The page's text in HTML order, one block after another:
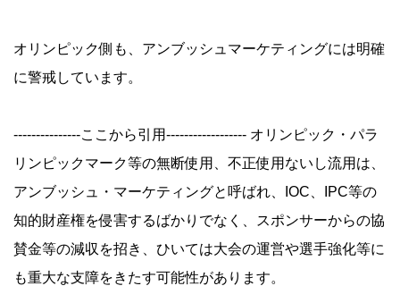
オリンピック側も、アンブッシュマーケティングには明確
に警戒しています。
---------------ここから引用------------------ オリンピック・パラ
リンピックマーク等の無断使用、不正使用ないし流用は、
アンブッシュ・マーケティングと呼ばれ、IOC、IPC等の
知的財産権を侵害するばかりでなく、スポンサーからの協
賛金等の減収を招き、ひいては大会の運営や選手強化等に
も重大な支障をきたす可能性があります。